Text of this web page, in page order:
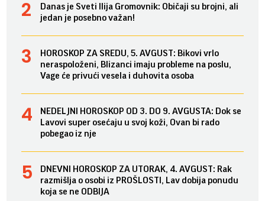
Danas je Sveti Ilija Gromovnik: Običaji su brojni, ali
jedan je posebno važan!
HOROSKOP ZA SREDU, 5. AVGUST: Bikovi vrlo
neraspoloženi, Blizanci imaju probleme na poslu,
Vage će privući vesela i duhovita osoba
NEDELJNI HOROSKOP OD 3. DO 9. AVGUSTA: Dok se
Lavovi super osećaju u svoj koži, Ovan bi rado
pobegao iz nje
DNEVNI HOROSKOP ZA UTORAK, 4. AVGUST: Rak
razmišlja o osobi iz PROŠLOSTI, Lav dobija ponudu
koja se ne ODBIJA